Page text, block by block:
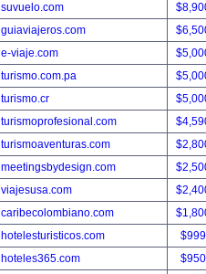
suvuelo.com
guiaviajeros.com
e-viaje.com
turismo.com.pa
turismo.cr
turismoprofesional.com
turismoaventuras.com
meetingsbydesign.com
viajesusa.com
caribecolombiano.com
hotelesturisticos.com
hoteles365.com